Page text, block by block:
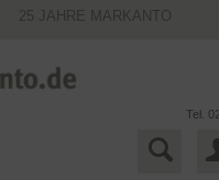
25 JAHRE MARKANTO
BESTPRICE-GARANTIE
Tel.